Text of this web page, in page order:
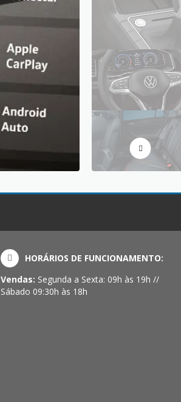
HORÁRIOS DE FUNCIONAMENTO:
Vendas: Segunda a Sexta: 09h às 19h //
Sábado 09:30h às 18h